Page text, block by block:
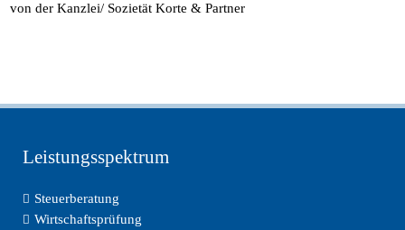
von der Kanzlei/ Sozietät Korte & Partner
Leistungsspektrum
Steuerberatung
Wirtschaftsprüfung